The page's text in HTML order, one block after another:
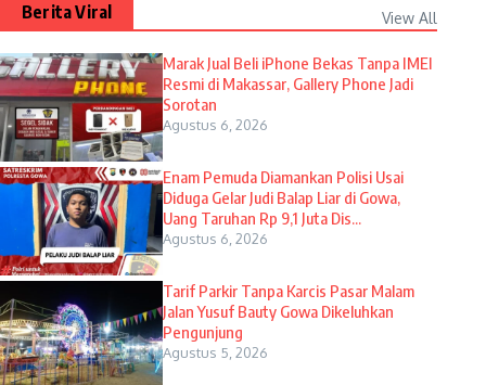
Berita Viral View All
​Marak Jual Beli iPhone Bekas Tanpa IMEI
Resmi di Makassar, Gallery Phone Jadi
Sorotan
Agustus 6, 2026
Enam Pemuda Diamankan Polisi Usai
Diduga Gelar Judi Balap Liar di Gowa,
Uang Taruhan Rp 9,1 Juta Dis...
Agustus 6, 2026
Tarif Parkir Tanpa Karcis Pasar Malam
Jalan Yusuf Bauty Gowa Dikeluhkan
Pengunjung
Agustus 5, 2026